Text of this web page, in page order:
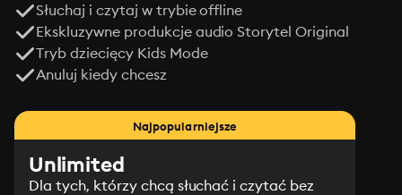
Słuchaj i czytaj w trybie offline
Ekskluzywne produkcje audio Storytel Original
Tryb dziecięcy Kids Mode
Anuluj kiedy chcesz
Najpopularniejsze
Unlimited
Dla tych, którzy chcą słuchać i czytać bez